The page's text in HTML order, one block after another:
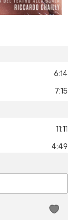
6:14
7:15
11:11
4:49